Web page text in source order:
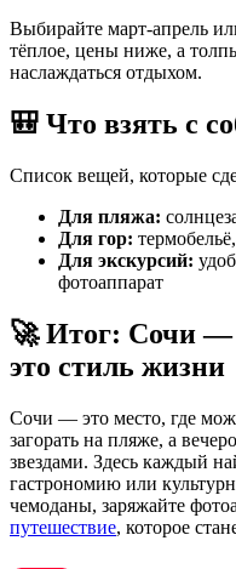
Выбирайте март-апрель
тёплое, цены ниже, а
наслаждаться отдыхом.
🎒 Что взять с
Список вещей, которые
Для пляжа:
Для гор:
Для экскурсий:
фотоаппарат
🚀 Итог: Сочи —
это стиль жизни
Сочи — это место, где
загорать на пляже, а
звездами. Здесь каждый
гастрономию или
чемоданы, заряжайте
путешествие, которое